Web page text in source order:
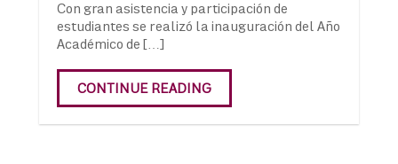
Con gran asistencia y participación de
estudiantes se realizó la inauguración del Año
Académico de […]
CONTINUE READING